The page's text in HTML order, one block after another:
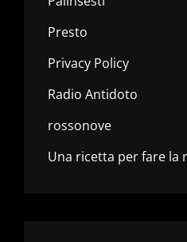
Presto
Privacy Policy
Radio Antidoto
rossonove
Una ricetta per fare la